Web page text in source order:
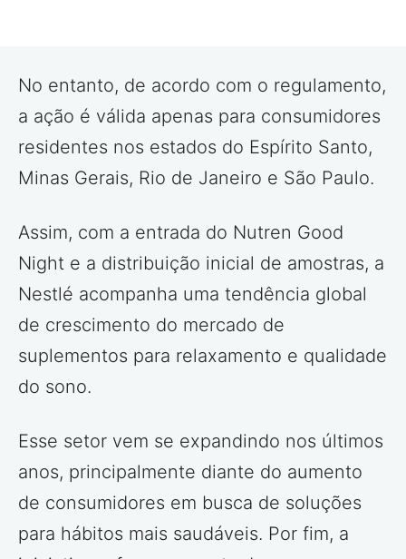
No entanto, de acordo com o regulamento,
a ação é válida apenas para consumidores
residentes nos estados do Espírito Santo,
Minas Gerais, Rio de Janeiro e São Paulo.
Assim, com a entrada do Nutren Good
Night e a distribuição inicial de amostras, a
Nestlé acompanha uma tendência global
de crescimento do mercado de
suplementos para relaxamento e qualidade
do sono.
Esse setor vem se expandindo nos últimos
anos, principalmente diante do aumento
de consumidores em busca de soluções
para hábitos mais saudáveis. Por fim, a